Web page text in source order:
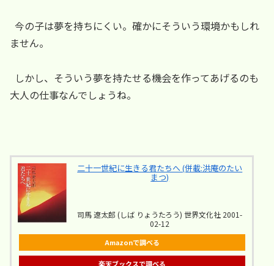
今の子は夢を持ちにくい。確かにそういう環境かもしれ
ません。
しかし、そういう夢を持たせる機会を作ってあげるのも
大人の仕事なんでしょうね。
二十一世紀に生きる君たちへ (併載:洪庵のたい
まつ)
司馬 遼太郎 (しば りょうたろう) 世界文化社 2001-
02-12
Amazonで調べる
楽天ブックスで調べる